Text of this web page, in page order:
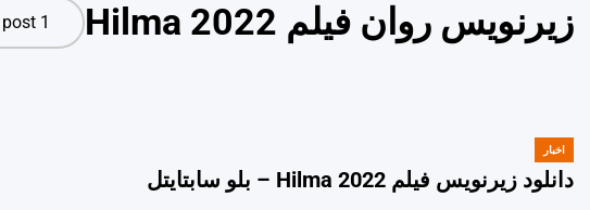
زیرنویس روان فیلم Hilma 2022 1 post
POSTED
اخبار
دانلود زیرنویس فیلم Hilma 2022 – بلو سابتايتل